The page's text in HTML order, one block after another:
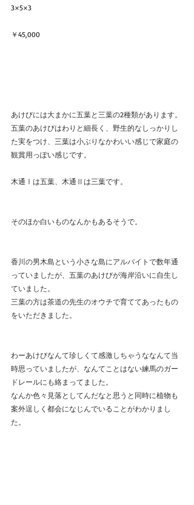
3×5×3
￥45,000
あけびには大まかに五葉と三葉の2種類があります。
五葉のあけびはわりと細長く、野生的なしっかりし
た実をつけ、三葉は小ぶりなかわいい感じで家庭の
観賞用っぽい感じです。
木通Ⅰは五葉、木通Ⅱは三葉です。
そのほか白いものなんかもあるそうで。
香川の男木島という小さな島にアルバイトで数年通
っていましたが、五葉のあけびが海岸沿いに自生し
ていました。
三葉の方は茶道の先生のオウチで育ててあったもの
をいただきました。
わーあけびなんて珍しくて感激しちゃうななんて当
時思っていましたが、なんてことはない練馬のガー
ドレールにも絡まってました。
なんか色々見落としてんだなと思うと同時に植物も
案外逞しく都会になじんでいることがわかりまし
た。